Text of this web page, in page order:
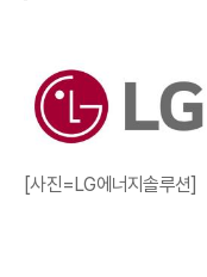
[사진=LG에너지솔루션]